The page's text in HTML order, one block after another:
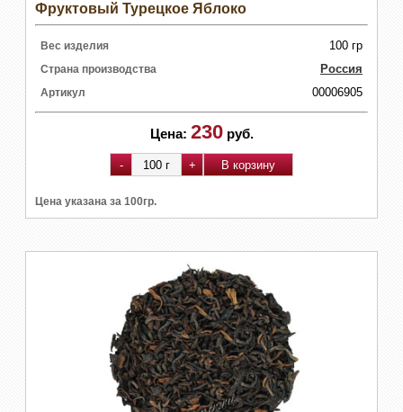
Фруктовый Турецкое Яблоко
Вес изделия 100 гр
Страна производства Россия
Артикул 00006905
Цена: 230 руб.
Цена указана за 100гр.